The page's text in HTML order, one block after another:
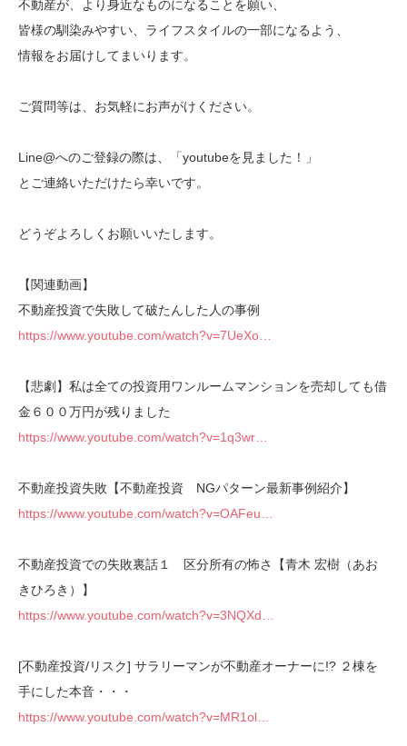
不動産が、より身近なものになることを願い、
皆様の馴染みやすい、ライフスタイルの一部になるよう、
情報をお届けしてまいります。
ご質問等は、お気軽にお声がけください。
Line@へのご登録の際は、「youtubeを見ました！」
とご連絡いただけたら幸いです。
どうぞよろしくお願いいたします。
【関連動画】
不動産投資で失敗して破たんした人の事例
https://www.youtube.com/watch?v=7UeXo…
【悲劇】私は全ての投資用ワンルームマンションを売却しても借
金６００万円が残りました
https://www.youtube.com/watch?v=1q3wr…
不動産投資失敗【不動産投資 NGパターン最新事例紹介】
https://www.youtube.com/watch?v=OAFeu…
不動産投資での失敗裏話１ 区分所有の怖さ【青木 宏樹（あお
きひろき）】
https://www.youtube.com/watch?v=3NQXd…
[不動産投資/リスク] サラリーマンが不動産オーナーに!? ２棟を
手にした本音・・・
https://www.youtube.com/watch?v=MR1ol…